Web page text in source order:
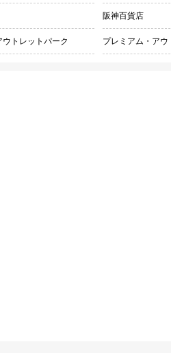
阪神百貨店
ウトレットパーク プレミアム・アウ